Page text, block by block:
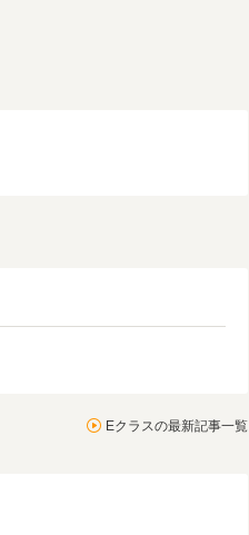
Eクラスの最新記事一覧